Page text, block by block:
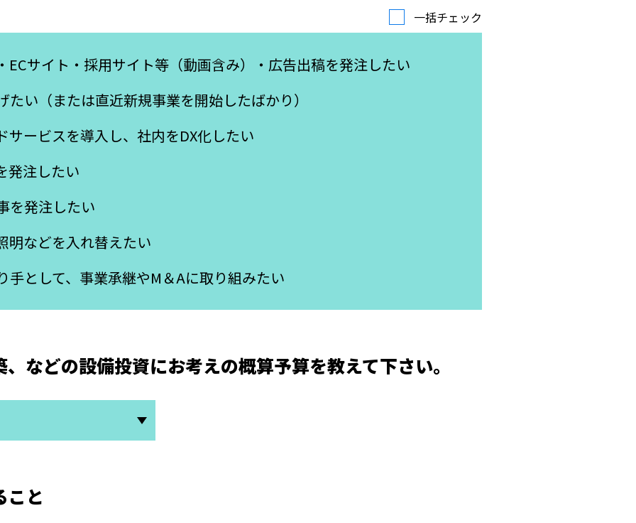
一括チェック
ECサイト・採用サイト等（動画含み）・広告出稿を発注したい
たい（または直近新規事業を開始したばかり）
サービスを導入し、社内をDX化したい
発注したい
を発注したい
明などを入れ替えたい
手として、事業承継やM＆Aに取り組みたい
などの設備投資にお考えの概算予算を教えて下さい。
こと